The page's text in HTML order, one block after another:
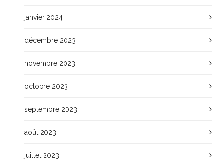
janvier 2024
décembre 2023
novembre 2023
octobre 2023
septembre 2023
août 2023
juillet 2023